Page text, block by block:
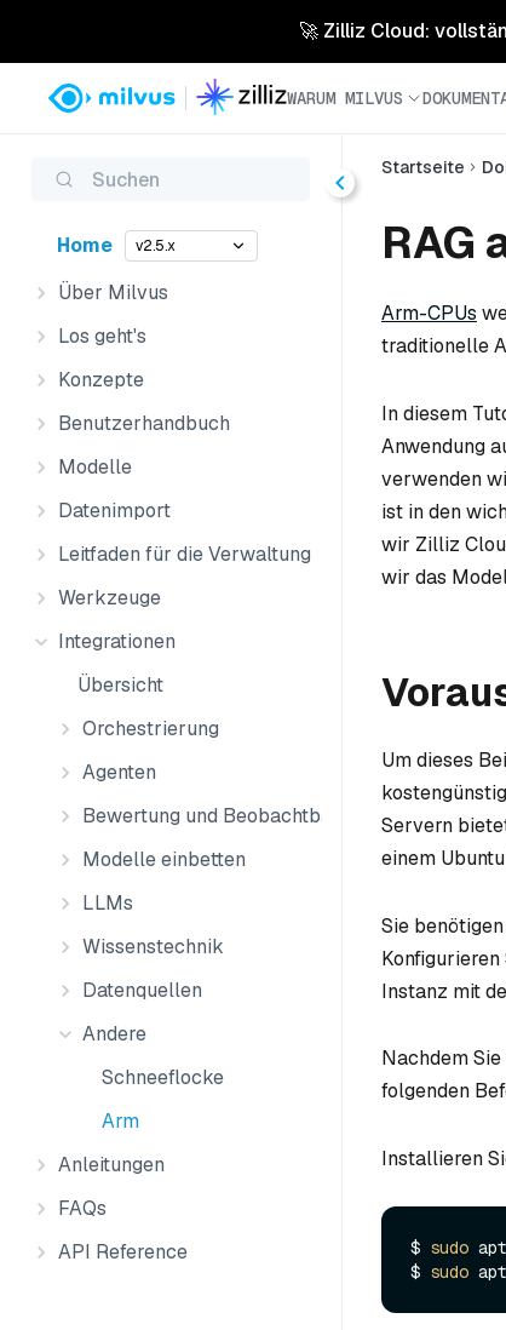
🚀 Zilliz Cloud:
WARUM MILVUS
Suchen
Home v2.5.x
Über Milvus
Los geht's
Konzepte
Benutzerhandbuch
Modelle
Datenimport
Leitfaden für die Verwaltung
Werkzeuge
Integrationen
Übersicht
Orchestrierung
Agenten
Bewertung und Beobachtbarkeit
Modelle einbetten
LLMs
Wissenstechnik
Datenquellen
Andere
Schneeflocke
Arm
Anleitungen
FAQs
API Reference
Startseite
RAG
Arm-CPUs
traditionelle
In diesem
Anwendung
verwenden
ist in den
wir Zilliz
wir das
Um dieses
Servern
einem
Sie
Instanz mit
Nachdem
folgenden
Installieren
$ sudo
$ sudo